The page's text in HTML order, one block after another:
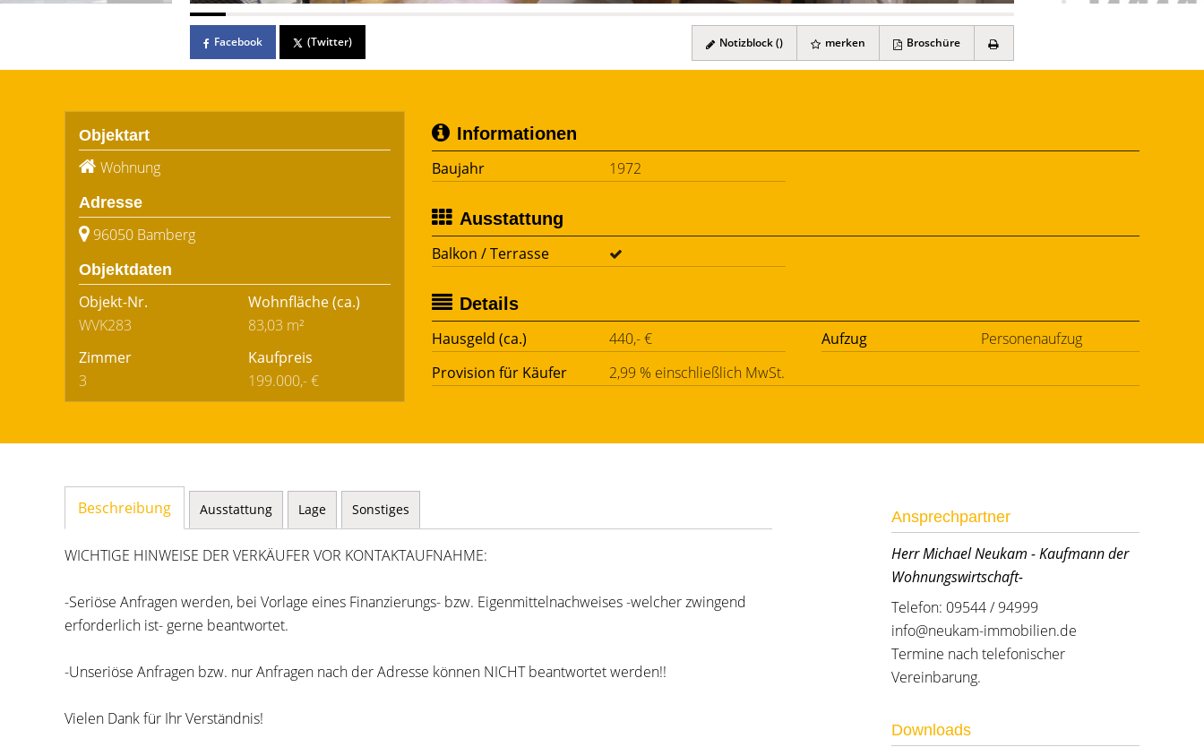
Facebook (Twitter) Notizblock () merken Broschüre
Objektart
Wohnung
Adresse
96050 Bamberg
Objektdaten
Objekt-Nr.
WVK283
Wohnfläche(ca.)
83,03 m²
Zimmer
3
Kaufpreis
199.000,- €
Informationen
Baujahr
1972
Ausstattung
Balkon / Terrasse
Details
Hausgeld (ca.)
440,- € Aufzug
Personenaufzug
Provision für Käufer
2,99 % einschließlich MwSt.
Beschreibung Ausstattung Lage Sonstiges
WICHTIGE HINWEISE DER VERKÄUFER VOR KONTAKTAUFNAHME:
-Seriöse Anfragen werden, bei Vorlage eines Finanzierungs- bzw. Eigenmittelnachweises -welcher zwingend
erforderlich ist- gerne beantwortet.
-Unseriöse Anfragen bzw. nur Anfragen nach der Adresse können NICHT beantwortet werden!!
Vielen Dank für Ihr Verständnis!
Ansprechpartner
Herr Michael Neukam - Kaufmann der
Wohnungswirtschaft-
Telefon: 09544 / 94999
info@neukam-immobilien.de
Termine nach telefonischer
Vereinbarung.
Downloads